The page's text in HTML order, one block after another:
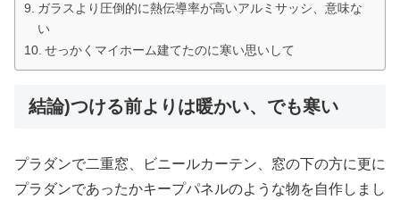
ガラスより圧倒的に熱伝導率が高いアルミサッシ、意味な
い
せっかくマイホーム建てたのに寒い思いして
結論)つける前よりは暖かい、でも寒い
プラダンで二重窓、ビニールカーテン、窓の下の方に更に
プラダンであったかキープパネルのような物を自作しまし